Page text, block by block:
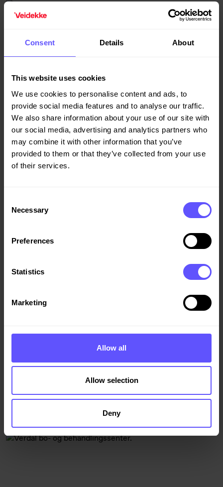
Consent Details About
This website uses cookies
We use cookies to personalise content and ads, to
provide social media features and to analyse our traffic.
We also share information about your use of our site with
our social media, advertising and analytics partners who
may combine it with other information that you’ve
provided to them or that they’ve collected from your use
of their services.
Selection
Necessary
Preferences
Statistics
Marketing
Allow all
Allow selection
Deny
Ruseløkka skole
Veidekke og Undervisningsbygg samarbeidet om
byggingen av nye Ruseløkka skole i Oslo.
Førde sykehus
etasjers sykehusbygg i Førde. I samspillsfasen har partene
sammen utviklet et meget areal- og kostnadseffektivt